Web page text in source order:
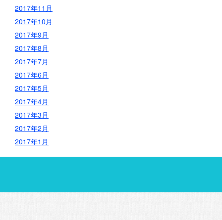
2017年11月
2017年10月
2017年9月
2017年8月
2017年7月
2017年6月
2017年5月
2017年4月
2017年3月
2017年2月
2017年1月